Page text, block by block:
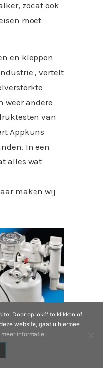
zodat ook
moet
en kleppen
vertelt
weer andere
van
Appkuns
In een
alles wat
maken wij
Door op 'oké' te klikken of
website, gaat u hiermee
informatie.